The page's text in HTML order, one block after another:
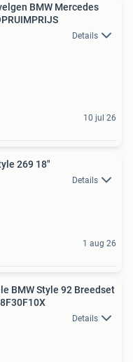
BMW Mercedes
Details
10 jul 26
269 18"
Details
1 aug 26
BMW Style 92 Breedset
Details